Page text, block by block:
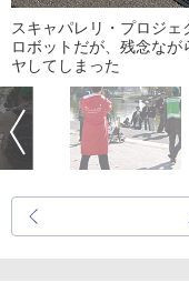
スキャパレリ・プロジ
ロボットだが、残念な
ヤしてしまった